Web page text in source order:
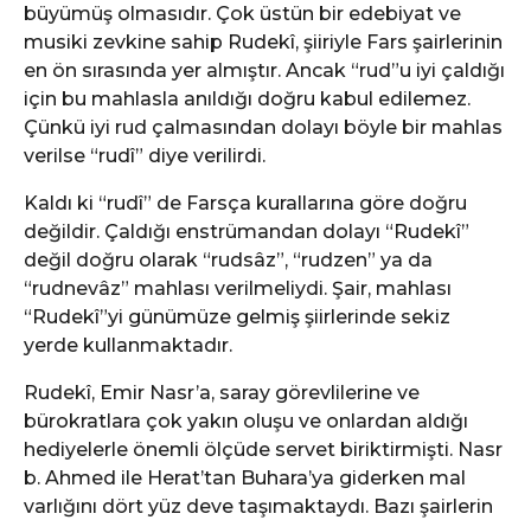
büyümüş olmasıdır. Çok üstün bir edebiyat ve
musiki zevkine sahip Rudekî, şiiriyle Fars şairlerinin
en ön sırasında yer almıştır. Ancak “rud”u iyi çaldığı
için bu mahlasla anıldığı doğru kabul edilemez.
Çünkü iyi rud çalmasından dolayı böyle bir mahlas
verilse “rudî” diye verilirdi.
Kaldı ki “rudî” de Farsça kurallarına göre doğru
değildir. Çaldığı enstrümandan dolayı “Rudekî”
değil doğru olarak “rudsâz”, “rudzen” ya da
“rudnevâz” mahlası verilmeliydi. Şair, mahlası
“Rudekî”yi günümüze gelmiş şiirlerinde sekiz
yerde kullanmaktadır.
Rudekî, Emir Nasr’a, saray görevlilerine ve
bürokratlara çok yakın oluşu ve onlardan aldığı
hediyelerle önemli ölçüde servet biriktirmişti. Nasr
b. Ahmed ile Herat’tan Buhara’ya giderken mal
varlığını dört yüz deve taşımaktaydı. Bazı şairlerin